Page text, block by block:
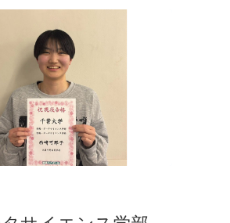
no image